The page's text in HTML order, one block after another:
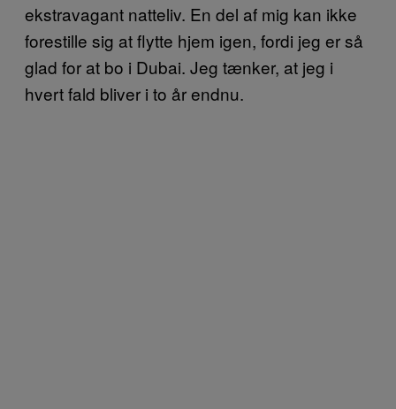
ekstravagant natteliv. En del af mig kan ikke
forestille sig at flytte hjem igen, fordi jeg er så
glad for at bo i Dubai. Jeg tænker, at jeg i
hvert fald bliver i to år endnu.